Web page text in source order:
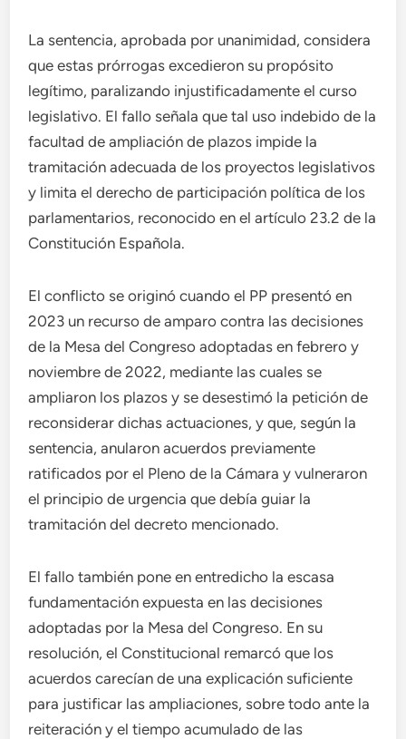
La sentencia, aprobada por unanimidad, considera
que estas prórrogas excedieron su propósito
legítimo, paralizando injustificadamente el curso
legislativo. El fallo señala que tal uso indebido de la
facultad de ampliación de plazos impide la
tramitación adecuada de los proyectos legislativos
y limita el derecho de participación política de los
parlamentarios, reconocido en el artículo 23.2 de la
Constitución Española.
El conflicto se originó cuando el PP presentó en
2023 un recurso de amparo contra las decisiones
de la Mesa del Congreso adoptadas en febrero y
noviembre de 2022, mediante las cuales se
ampliaron los plazos y se desestimó la petición de
reconsiderar dichas actuaciones, y que, según la
sentencia, anularon acuerdos previamente
ratificados por el Pleno de la Cámara y vulneraron
el principio de urgencia que debía guiar la
tramitación del decreto mencionado.
El fallo también pone en entredicho la escasa
fundamentación expuesta en las decisiones
adoptadas por la Mesa del Congreso. En su
resolución, el Constitucional remarcó que los
acuerdos carecían de una explicación suficiente
para justificar las ampliaciones, sobre todo ante la
reiteración y el tiempo acumulado de las